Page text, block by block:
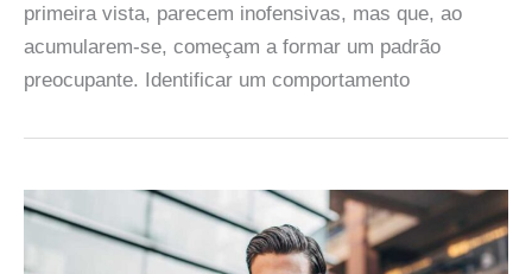
primeira vista, parecem inofensivas, mas que, ao
acumularem-se, começam a formar um padrão
preocupante. Identificar um comportamento